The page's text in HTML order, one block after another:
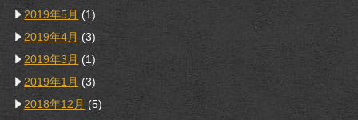
2019年5月 (1)
2019年4月 (3)
2019年3月 (1)
2019年1月 (3)
2018年12月 (5)